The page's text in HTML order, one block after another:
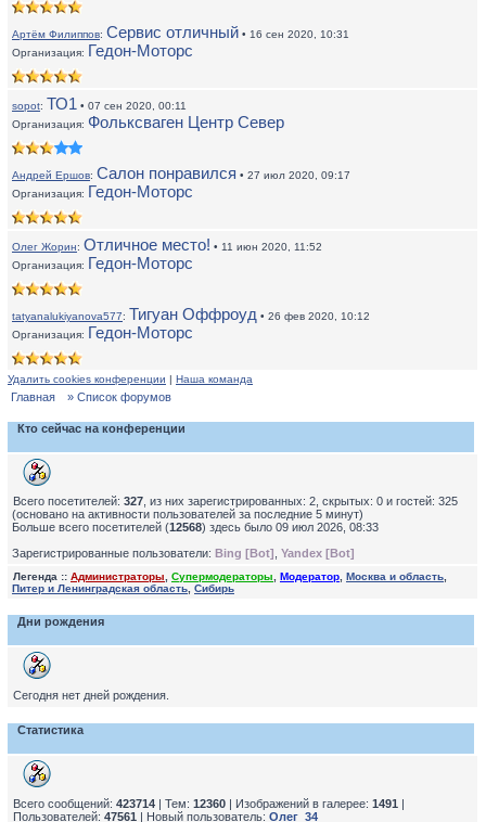
Артём Филиппов: Сервис отличный • 16 сен 2020, 10:31
Организация: Гедон-Моторс
sopot: ТО1 • 07 сен 2020, 00:11
Организация: Фольксваген Центр Север
Андрей Ершов: Салон понравился • 27 июл 2020, 09:17
Организация: Гедон-Моторс
Олег Жорин: Отличное место! • 11 июн 2020, 11:52
Организация: Гедон-Моторс
tatyanalukiyanova577: Тигуан Оффроуд • 26 фев 2020, 10:12
Организация: Гедон-Моторс
Удалить cookies конференции | Наша команда
Главная » Список форумов
Кто сейчас на конференции
Всего посетителей: 327 , из них зарегистрированных: 2, скрытых: 0 и гостей: 325
(основано на активности пользователей за последние 5 минут)
Больше всего посетителей (12568) здесь было 09 июл 2026, 08:33
Зарегистрированные пользователи: Bing [Bot] Yandex [Bot]
Легенда :: Администраторы Супермодераторы Модератор Москва и область
Питер и Ленинградская область Сибирь
Дни рождения
Сегодня нет дней рождения.
Статистика
Всего сообщений: 423714 | Тем: 12360 | Изображений в галерее: 1491 |
Пользователей: 47561 | Новый пользователь: Олег_34